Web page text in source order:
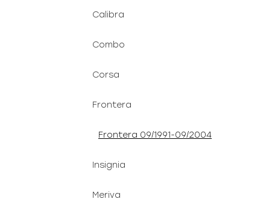
Calibra
Combo
Corsa
Frontera
Frontera 09/1991-09/2004
Insignia
Meriva